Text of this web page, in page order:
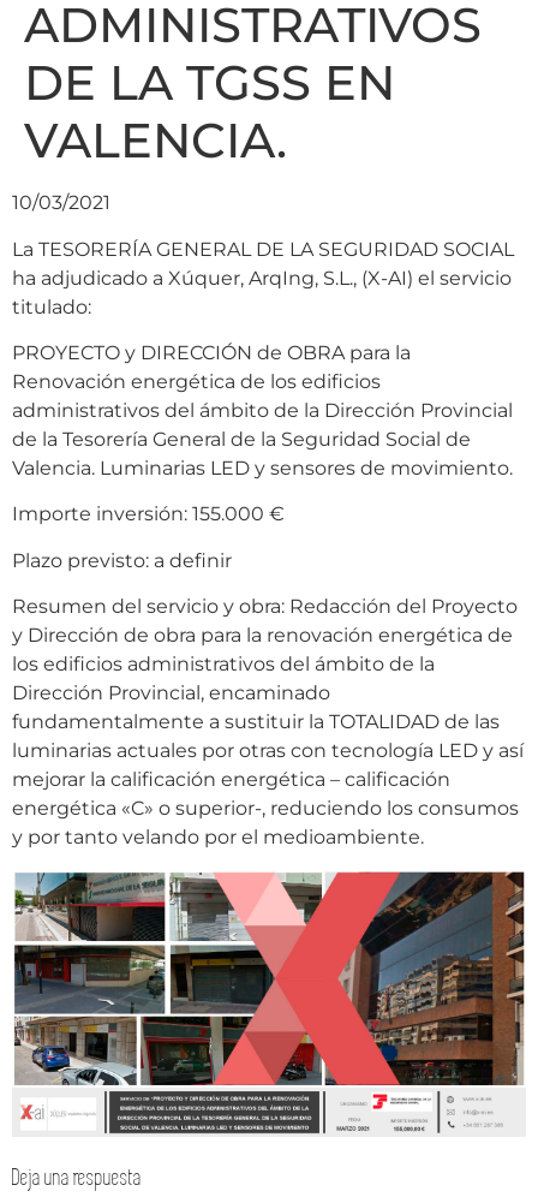
ADMINISTRATIVOS
DE LA TGSS EN
VALENCIA.
10/03/2021
La TESORERÍA GENERAL DE LA SEGURIDAD SOCIAL
ha adjudicado a Xúquer, ArqIng, S.L., (X-AI) el servicio
titulado:
PROYECTO y DIRECCIÓN de OBRA para la
Renovación energética de los edificios
administrativos del ámbito de la Dirección Provincial
de la Tesorería General de la Seguridad Social de
Valencia. Luminarias LED y sensores de movimiento.
Importe inversión: 155.000 €
Plazo previsto: a definir
Resumen del servicio y obra: Redacción del Proyecto
y Dirección de obra para la renovación energética de
los edificios administrativos del ámbito de la
Dirección Provincial, encaminado
fundamentalmente a sustituir la TOTALIDAD de las
luminarias actuales por otras con tecnología LED y así
mejorar la calificación energética – calificación
energética «C» o superior-, reduciendo los consumos
y por tanto velando por el medioambiente.
Deja una respuesta